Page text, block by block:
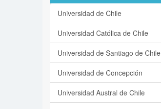
Universidad de Chile
Universidad Católica de Chile
Universidad de Santiago de Chile
Universidad de Concepción
Universidad Austral de Chile